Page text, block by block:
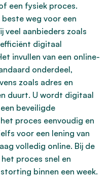
een fysiek proces.
beste weg voor een
veel aanbieders zoals
efficiënt digitaal
invullen van een online-
onderdeel,
zoals adres en
duurt. U wordt digitaal
beveiligde
proces eenvoudig en
voor een lening van
volledig online. Bij de
proces snel en
binnen een week.